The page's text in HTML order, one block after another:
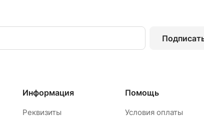
Информация
Реквизиты
Помощь
Условия оплаты